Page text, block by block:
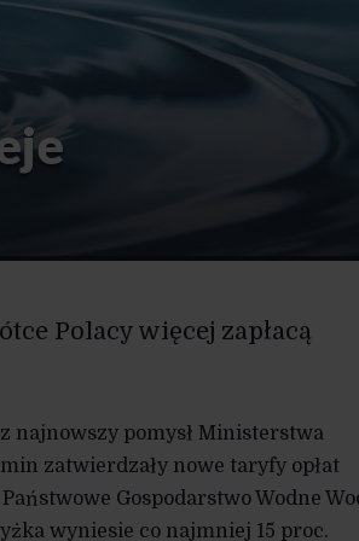
Polacy więcej zapłacą
najnowszy pomysł Ministerstwa
zatwierdzały nowe taryfy opłat
Gospodarstwo Wodne
wyniesie co najmniej 15 proc.